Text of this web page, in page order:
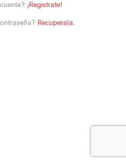
¡Registrate!
Recuperala.